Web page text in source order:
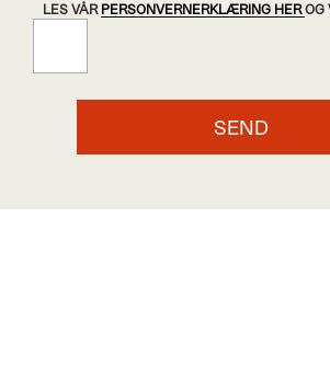
LES VÅR PERSONVERNERKLÆRING HEROG